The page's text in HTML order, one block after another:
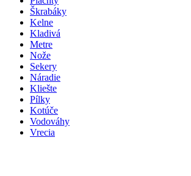
Škrabáky
Kelne
Kladivá
Metre
Nože
Sekery
Náradie
Kliešte
Pílky
Kotúče
Vodováhy
Vrecia